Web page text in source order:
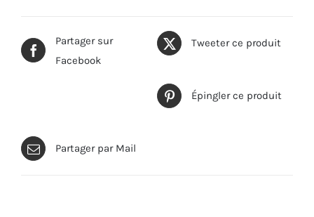
Partager sur
Facebook
Tweeter ce produit
Épingler ce produit
Partager par Mail